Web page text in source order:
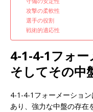
攻撃の柔軟性
選手の役割
戦術的適応性
4-1-4-1フォー
そしてその中
4-1-4-1フォーメーショ
あり、強力な中盤の存在